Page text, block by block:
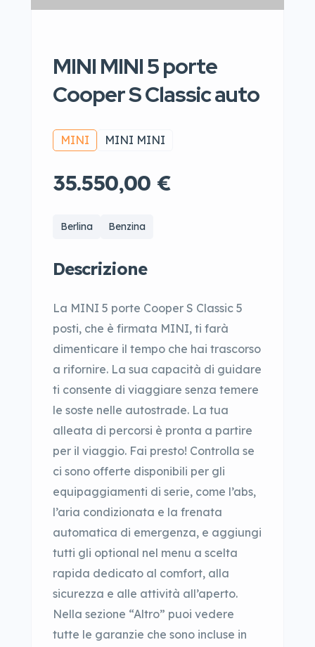
MINI MINI 5 porte
Cooper S Classic auto
MINI MINI MINI
35.550,00 €
Berlina Benzina
Descrizione
La MINI 5 porte Cooper S Classic 5
posti, che è firmata MINI, ti farà
dimenticare il tempo che hai trascorso
a rifornire. La sua capacità di guidare
ti consente di viaggiare senza temere
le soste nelle autostrade. La tua
alleata di percorsi è pronta a partire
per il viaggio. Fai presto! Controlla se
ci sono offerte disponibili per gli
equipaggiamenti di serie, come l’abs,
l’aria condizionata e la frenata
automatica di emergenza, e aggiungi
tutti gli optional nel menu a scelta
rapida dedicato al comfort, alla
sicurezza e alle attività all’aperto.
Nella sezione “Altro” puoi vedere
tutte le garanzie che sono incluse in